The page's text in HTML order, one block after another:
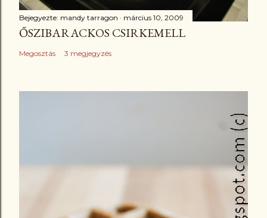
Bejegyezte: mandy tarragon március 10, 2009
ŐSZIBARACKOS CSIRKEMELL
Megosztás 3 megjegyzés